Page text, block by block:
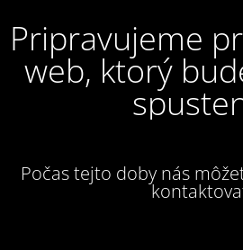
Pripravujeme
web, ktorý
Počas tejto doby nás